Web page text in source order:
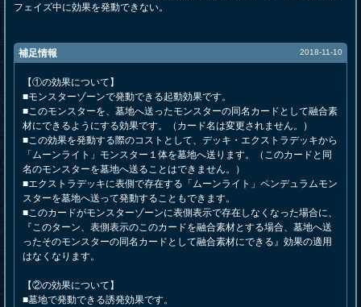
フェイズ中に効果を発動できない。
補足情報 2018-11-10
【①の効果について】
■モンスターゾーンで発動できる起動効果です。
■このモンスターを、墓地へ送ったモンスターの同名カードとして融合素
材にできるようにする効果です。（カード名は変更されません。）
■この効果を発動する際のコストとして、デッキ・エクストラデッキから
「ムーンライト」モンスター１体を墓地へ送ります。（このカードと同
名のモンスターを墓地へ送ることはできません。）
■エクストラデッキに表側で存在する「ムーンライト」ペンデュラムモン
スターを墓地へ送って発動することもできます。
■このカードがモンスターゾーンに表側表示で存在しなくなった場合に、
『このターン、表側表示のこのカードを融合素材とする場合、墓地へ送
ったそのモンスターの同名カードとして融合素材にできる』効果の適用
はなくなります。
【②の効果について】
■墓地で発動できる誘発効果です。